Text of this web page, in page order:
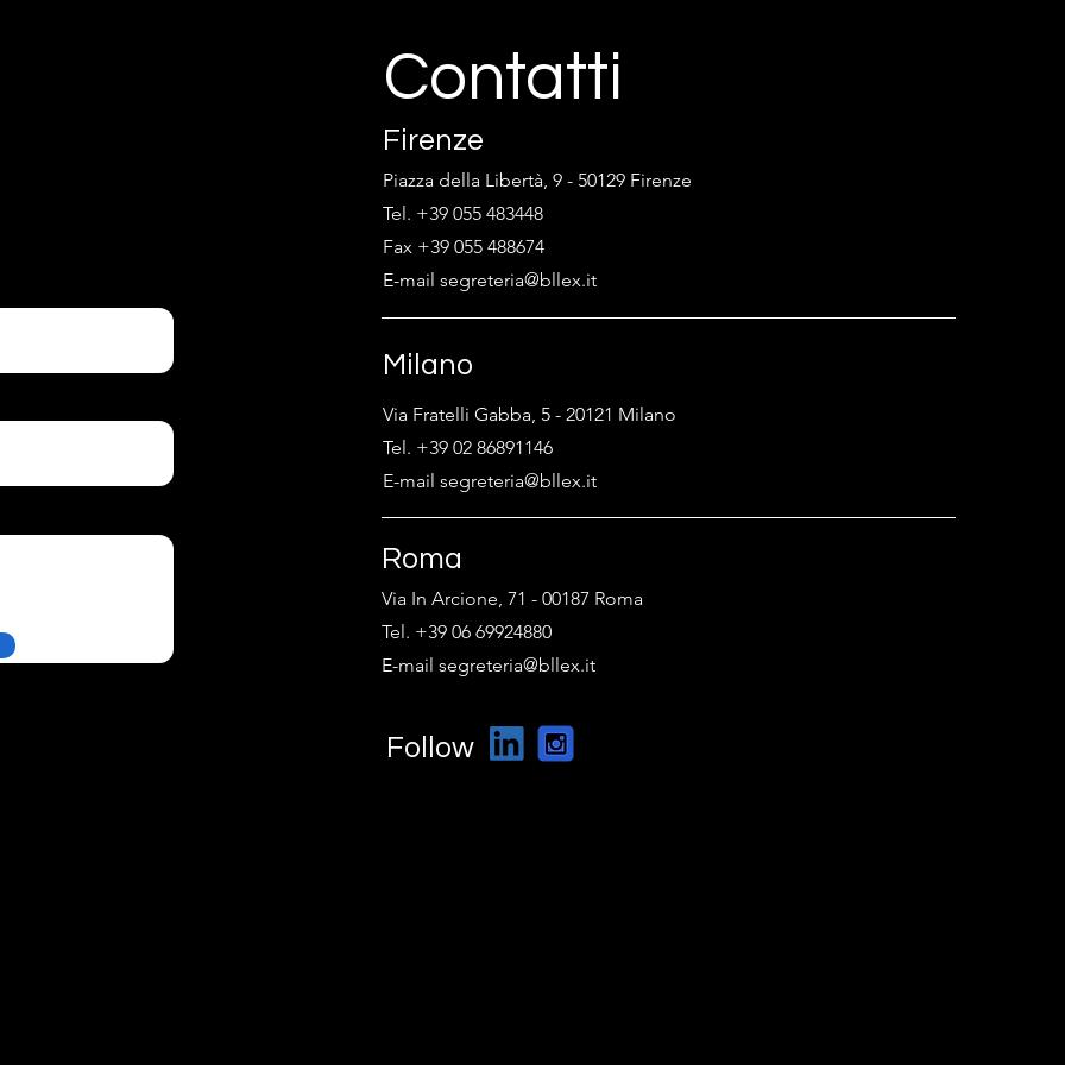
Contatti
Firenze
Piazza della Libertà, 9 - 50129 Firenze
Tel. +39 055 483448
Fax +39 055 488674
E-mail segreteria@bllex.it
Milano
Via Fratelli Gabba, 5 - 20121 Milano
Tel. +39 02 86891146
E-mail segreteria@bllex.it
Roma
Via In Arcione, 71 - 00187 Roma
Tel. +39 06 69924880
E-mail segreteria@bllex.it
Follow